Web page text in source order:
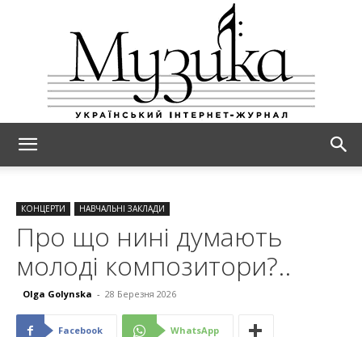
КОНЦЕРТИ НАВЧАЛЬНІ ЗАКЛАДИ
Про що нині думають
молоді композитори?..
Olga Golynska - 28 Березня 2026
Facebook WhatsApp